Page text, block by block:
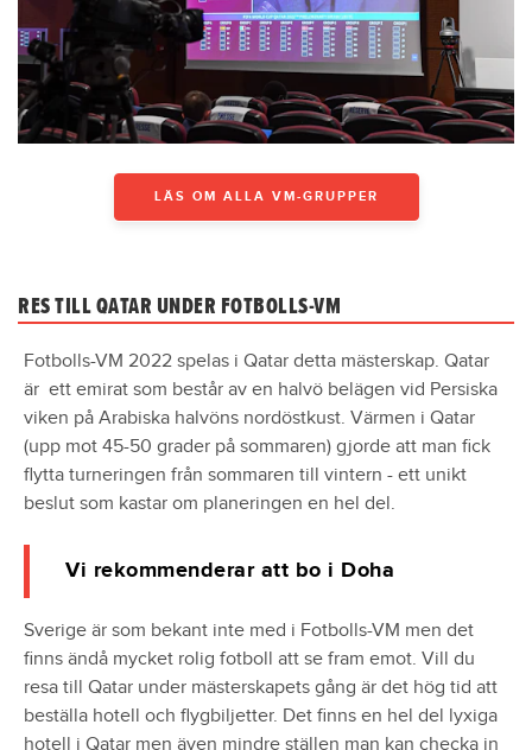
LÄS OM ALLA VM-GRUPPER
RES TILL QATAR UNDER FOTBOLLS-VM
Fotbolls-VM 2022 spelas i Qatar detta mästerskap. Qatar
är ett emirat som består av en halvö belägen vid Persiska
viken på Arabiska halvöns nordöstkust. Värmen i Qatar
(upp mot 45-50 grader på sommaren) gjorde att man fick
flytta turneringen från sommaren till vintern - ett unikt
beslut som kastar om planeringen en hel del.
Vi rekommenderar att bo i Doha
Sverige är som bekant inte med i Fotbolls-VM men det
finns ändå mycket rolig fotboll att se fram emot. Vill du
resa till Qatar under mästerskapets gång är det hög tid att
beställa hotell och flygbiljetter. Det finns en hel del lyxiga
hotell i Qatar men även mindre ställen man kan checka in